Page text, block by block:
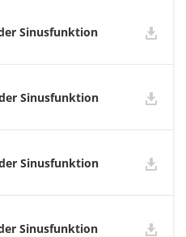
Sinusfunktion
Sinusfunktion
Sinusfunktion
Sinusfunktion